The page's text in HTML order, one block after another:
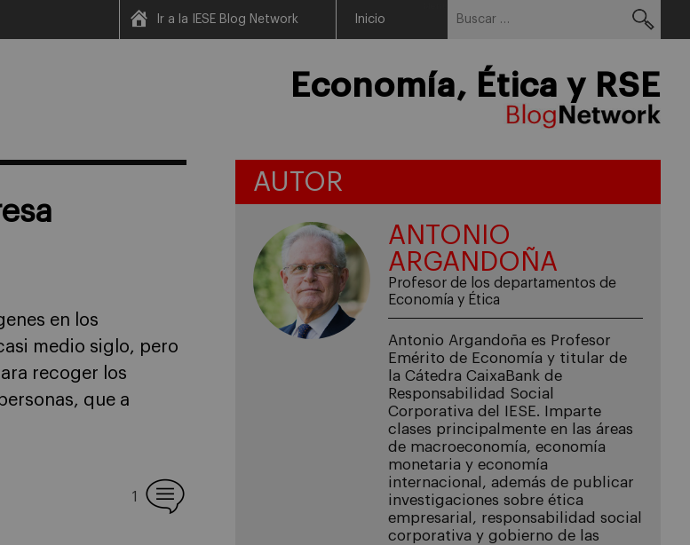
Ir a la IESE Blog Network Inicio
Economía, Ética y RSE
en los
medio siglo, pero
recoger los
que a
1
AUTOR
ANTONIO
ARGANDOÑA
Profesor de los departamentos de
Economía y Ética
Antonio Argandoña es Profesor
Emérito de Economía y titular de
la Cátedra CaixaBank de
Responsabilidad Social
Corporativa del IESE. Imparte
clases principalmente en las áreas
de macroeconomía, economía
monetaria y economía
internacional, además de publicar
investigaciones sobre ética
empresarial, responsabilidad social
corporativa y gobierno de las